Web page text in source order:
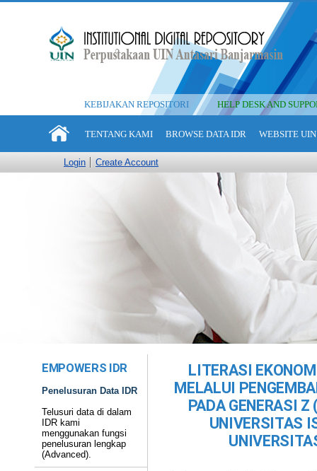
KEBIJAKAN REPOSITORI HELP DESK AND
TENTANG KAMI BROWSE DATA IDR WEBSITE
Login Create Account
EMPOWERS IDR
Penelusuran Data IDR
Telusuri data di dalam
IDR kami
menggunakan fungsi
penelusuran lengkap
(Advanced).
LITERASI
MELALUI
PADA GENERASI
UNIVERSITAS